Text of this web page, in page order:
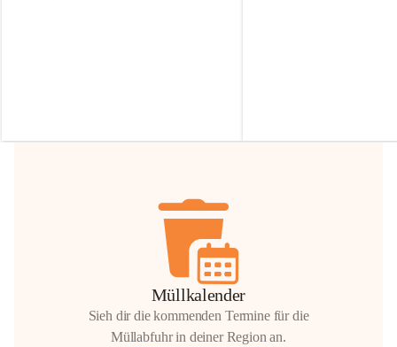
Hilfsbereitschaft!
Müllkalender
Sieh dir die kommenden Termine für die
Müllabfuhr in deiner Region an.